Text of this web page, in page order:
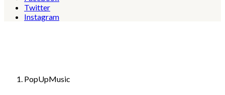
Twitter
Instagram
PopUpMusic